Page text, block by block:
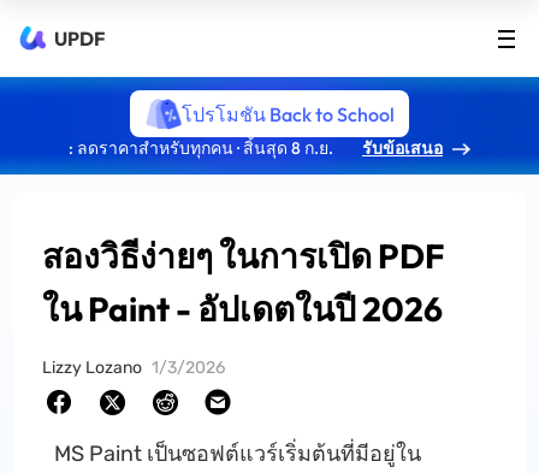
UPDF
โปรโมชัน Back to School
: ลดราคาสำหรับทุกคน · สิ้นสุด 8 ก.ย. รับข้อเสนอ
สองวิธีง่ายๆ ในการเปิด PDF
ใน Paint - อัปเดตในปี 2026
Lizzy Lozano 1/3/2026
MS Paint เป็นซอฟต์แวร์เริ่มต้นที่มีอยู่ใน